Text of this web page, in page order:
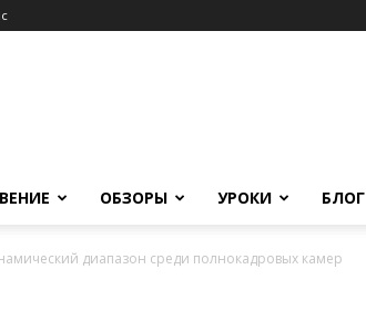
ОБЗОРЫ УРОКИ БЛОГ
диапазон среди полнокадровых камер